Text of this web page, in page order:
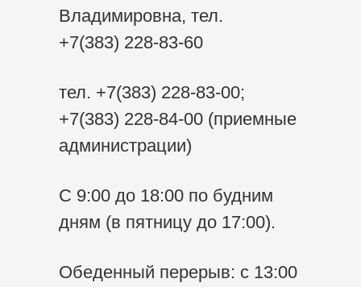
Владимировна, тел.
+7(383) 228-83-60
тел. +7(383) 228-83-00;
+7(383) 228-84-00(приемные
администрации)
С 9:00 до 18:00 по будним
дням (в пятницу до 17:00).
Обеденный перерыв: с 13:00